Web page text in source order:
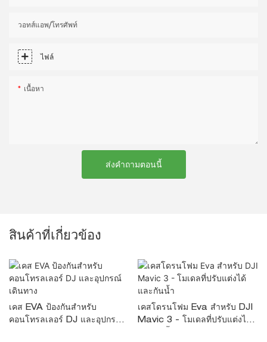
วอทส์แอพ/โทรศัพท์
ไฟล์
เนื้อหา
ส่งคำถามตอนนี้
สินค้าที่เกี่ยวข้อง
เคส EVA ป้องกันสำหรับ
คอนโทรลเลอร์ DJ และอุปกรณ์
เคสโดรนโฟม Eva สำหรับ DJI
Mavic 3 - โมเดลที่ปรับแต่งได้